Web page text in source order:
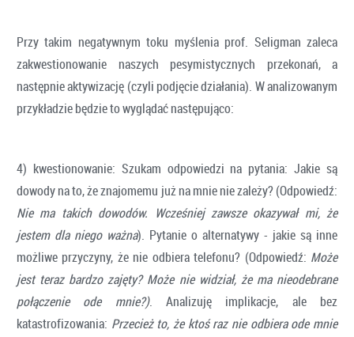
Przy takim negatywnym toku myślenia prof. Seligman zaleca
zakwestionowanie naszych pesymistycznych przekonań, a
następnie aktywizację (czyli podjęcie działania). W analizowanym
przykładzie będzie to wyglądać następująco:
4) kwestionowanie: Szukam odpowiedzi na pytania: Jakie są
dowody na to, że znajomemu już na mnie nie zależy? (Odpowiedź:
Nie ma takich dowodów. Wcześniej zawsze okazywał mi, że
jestem dla niego ważna). Pytanie o alternatywy - jakie są inne
możliwe przyczyny, że nie odbiera telefonu? (Odpowiedź: Może
jest teraz bardzo zajęty? Może nie widział, że ma nieodebrane
połączenie ode mnie?). Analizuję implikacje, ale bez
katastrofizowania: Przecież to, że ktoś raz nie odbiera ode mnie